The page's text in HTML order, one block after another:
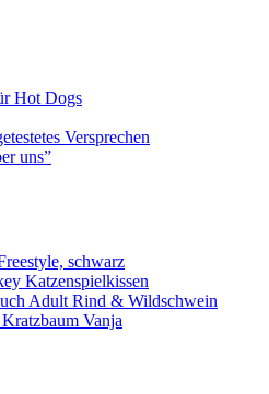
Hot Dogs
Versprechen
uns”
schwarz
Katzenspielkissen
Adult Rind & Wildschwein
Vanja